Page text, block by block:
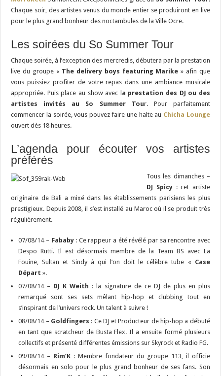
Chaque soir, des artistes venus du monde entier se produiront en live
pour le plus grand bonheur des noctambules de la Ville Ocre.
Les soirées du So Summer Tour
Chaque soirée, à l’exception des mercredis, débutera par la prestation
live du groupe « The delivery boys featuring Marike » afin que
vous puissiez profiter de votre repas dans une ambiance musicale
appropriée. Puis place au show avec l a prestation des DJ ou des
artistes invités au So Summer Tour. Pour parfaitement
commencer la soirée, vous pouvez faire une halte au Chicha Lounge
ouvert dès 18 heures.
L’agenda pour écouter vos artistes
préférés
Tous les dimanches –
DJ Spicy: cet artiste
originaire de Bali a mixé dans les établissements parisiens les plus
prestigieux. Depuis 2008, il s’est installé au Maroc où il se produit très
régulièrement.
07/08/14 – Fababy : Ce rappeur a été révélé par sa rencontre avec
Despo Rutti. Il est désormais membre de la Team BS avec La
Fouine, Sultan et Sindy à qui l’on doit le célèbre tube « Case
Départ ».
07/08/14 – DJ K Weith : la signature de ce DJ de plus en plus
remarqué sont ses sets mêlant hip-hop et clubbing tout en
s’inspirant de l’univers rock. Un talent à suivre !
08/08/14 – Goldfingers : Ce DJ et Producteur de hip-hop a débuté
en tant que scratcheur de Busta Flex. Il a ensuite formé plusieurs
collectifs et présenté différentes émissions sur Skyrock et Radio FG.
09/08/14 – Rim’K : Membre fondateur du groupe 113, il officie
désormais en solo pour le plus grand bonheur de ses fans. Son